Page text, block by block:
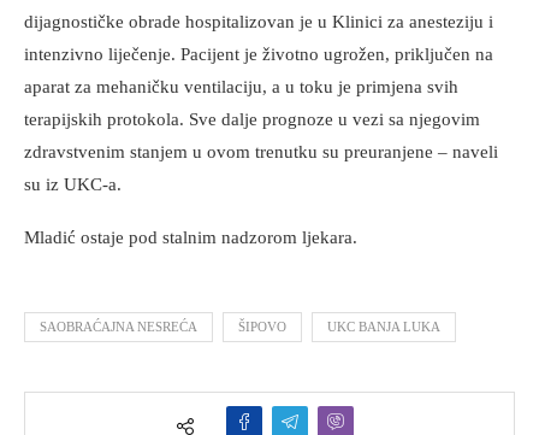
dijagnostičke obrade hospitalizovan je u Klinici za anesteziju i
intenzivno liječenje. Pacijent je životno ugrožen, priključen na
aparat za mehaničku ventilaciju, a u toku je primjena svih
terapijskih protokola. Sve dalje prognoze u vezi sa njegovim
zdravstvenim stanjem u ovom trenutku su preuranjene – naveli
su iz UKC-a.
Mladić ostaje pod stalnim nadzorom ljekara.
SAOBRAĆAJNA NESREĆA ŠIPOVO UKC BANJA LUKA